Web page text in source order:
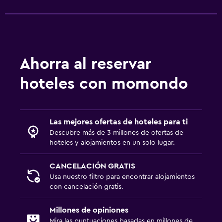
Ducha
Papel higiénico
Estacionamiento y transporte
Estacionamiento gratuito
Estacionamiento privado
Estacionamiento en la calle
Valet parking
Ahorra al reservar
hoteles con momondo
Las mejores ofertas de hoteles para ti
Descubre más de 3 millones de ofertas de
hoteles y alojamientos en un solo lugar.
CANCELACIÓN GRATIS
Usa nuestro filtro para encontrar alojamientos
con cancelación gratis.
Millones de opiniones